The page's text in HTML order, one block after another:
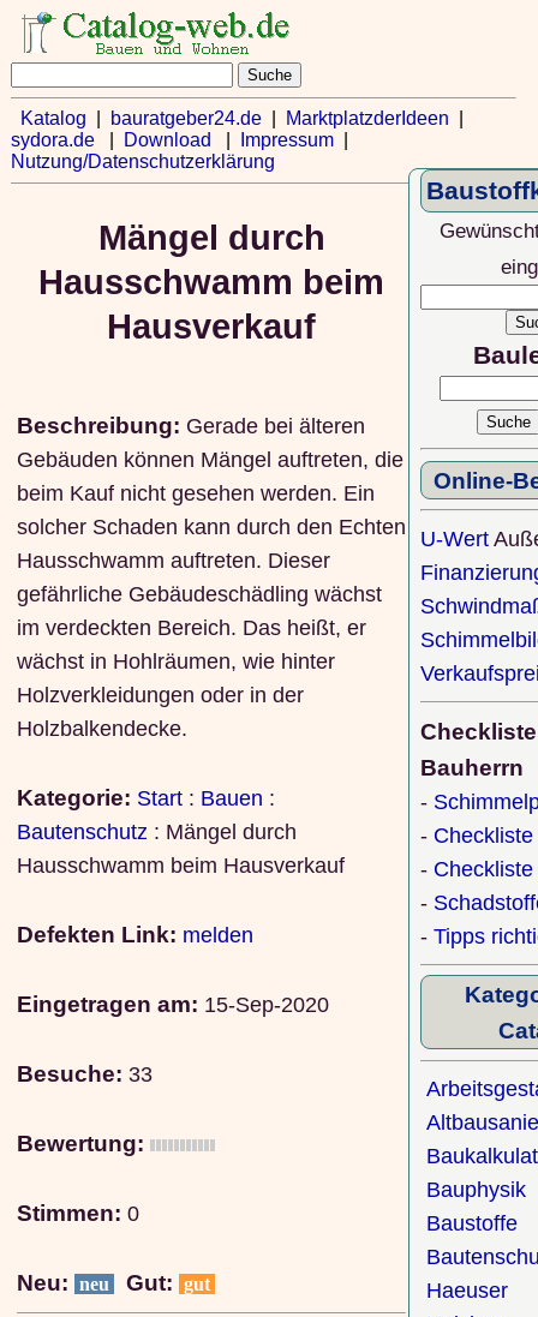
Katalog bauratgeber24.de| MarktplatzderIdeen
sydora.de| Download Impressum|
Nutzung/Datenschutzerklärung
Mängel durch
Hausschwamm beim
Hausverkauf
Beschreibung: Gerade bei älteren
Gebäuden können Mängel auftreten, die
beim Kauf nicht gesehen werden. Ein
solcher Schaden kann durch den Echten
Hausschwamm auftreten. Dieser
gefährliche Gebäudeschädling wächst
im verdeckten Bereich. Das heißt, er
wächst in Hohlräumen, wie hinter
Holzverkleidungen oder in der
Holzbalkendecke.
Kategorie: Start : Bauen :
Bautenschutz : Mängel durch
Hausschwamm beim Hausverkauf
Defekten Link: melden
Eingetragen am: 15-Sep-2020
Besuche: 33
Bewertung:
Stimmen:0
Neu: neu Gut: gut
Online-
U-Wert
Bauherrn
-
-
-
-
-Tipps
Bauphysik
Baustoffe
Haeuser